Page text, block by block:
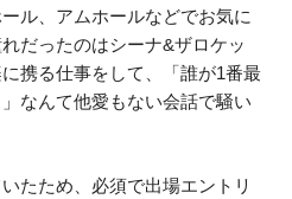
ル、アムホールなどでお気に
だったのはシーナ&ザロケッ
携る仕事をして、「誰が1番最
なんて他愛もない会話で騒い
たため、必須で出場エントリ